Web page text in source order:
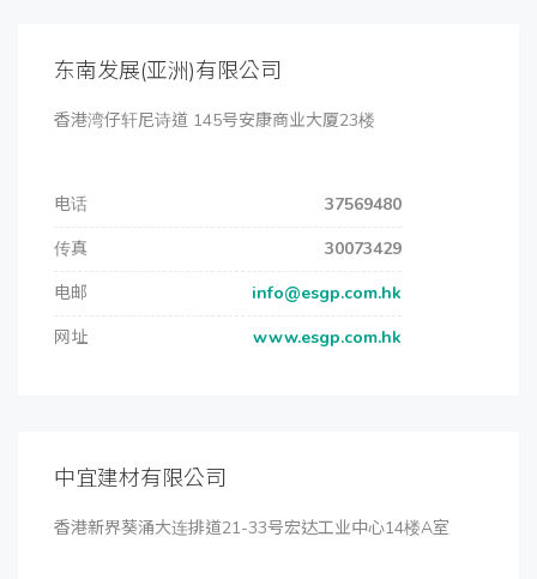
东南发展(亚洲)有限公司
香港湾仔轩尼诗道 145号安康商业大厦23楼
电话
37569480
传真
30073429
电邮
info@esgp.com.hk
网址
www.esgp.com.hk
中宜建材有限公司
香港新界葵涌大连排道21-33号宏达工业中心14楼A室